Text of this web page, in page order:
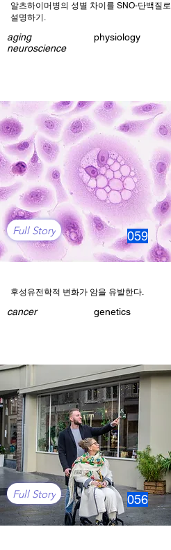
알츠하이머병의 성별 차이를 SNO-단백질로
설명하기.
aging
neuroscience
physiology
059
Full Story
후성유전학적 변화가 암을 유발한다.
cancer genetics
056
Full Story